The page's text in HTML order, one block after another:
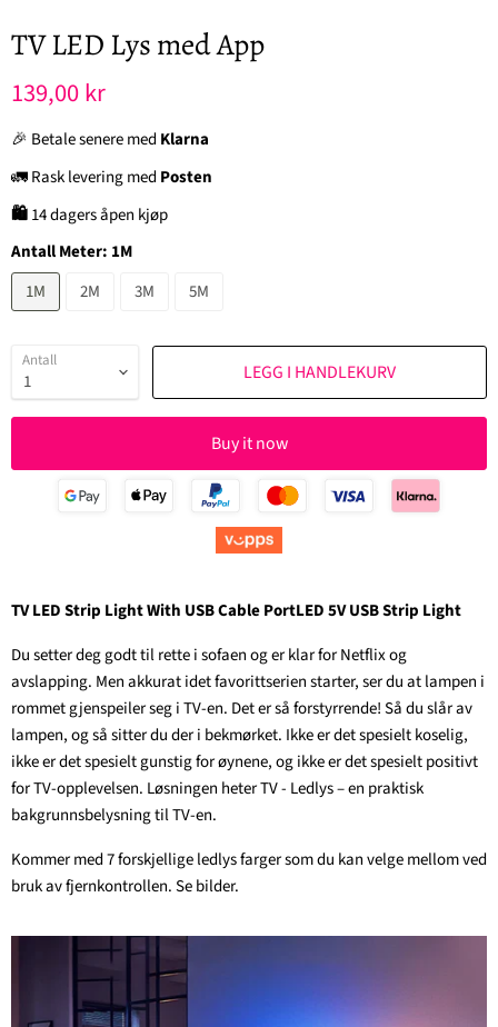
TV LED Lys med App
Nåværende pris
139,00 kr
🎉 Betale senere medKlarna
🚛 Rask levering medPosten
🛍14 dagers åpen kjøp
Antall Meter: 1M
1M
2M 3M 5M
Antall LEGG I HANDLEKURV
Buy it now
TV LED Strip Light With USB Cable PortLED 5V USB Strip Light
Du setter deg godt til rette i sofaen og er klar for Netflix og
avslapping. Men akkurat idet favorittserien starter, ser du at lampen i
rommet gjenspeiler seg i TV-en. Det er så forstyrrende! Så du slår av
lampen, og så sitter du der i bekmørket. Ikke er det spesielt koselig,
ikke er det spesielt gunstig for øynene, og ikke er det spesielt positivt
for TV-opplevelsen. Løsningen heter TV - Ledlys – en praktisk
bakgrunnsbelysning til TV-en.
Kommer med 7 forskjellige ledlys farger som du kan velge mellom ved
bruk av fjernkontrollen. Se bilder.